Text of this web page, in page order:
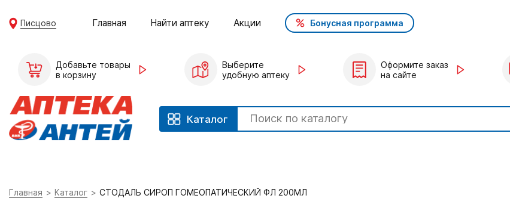
Писцово Главная Найти аптеку Акции Бонусная программа
Добавьте товары
в корзину
Выберите
удобную аптеку
Оформите заказ
на сайте
Каталог
Главная Каталог СТОДАЛЬ СИРОП ГОМЕОПАТИЧЕСКИЙ ФЛ 200МЛ